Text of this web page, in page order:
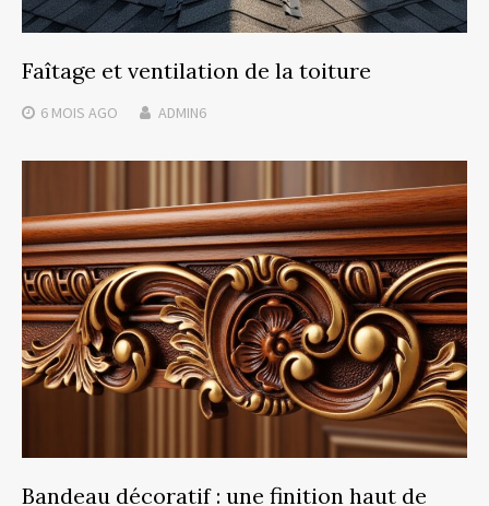
Faîtage et ventilation de la toiture
6 MOIS AGO ADMIN6
Bandeau décoratif : une finition haut de